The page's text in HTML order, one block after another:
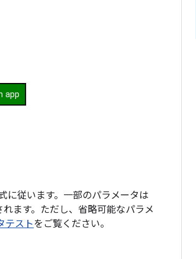
に従います。一部のパラメータは
ます。ただし、省略可能なパラメ
テストをご覧ください。